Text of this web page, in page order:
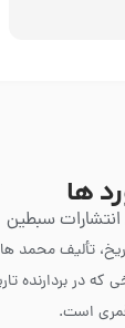
ها
سبطین
تألیف محمد
که در بردارنده
است.